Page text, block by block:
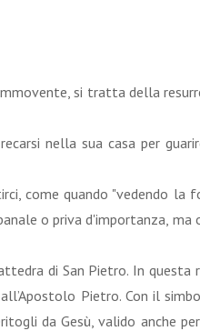
si tratta della
nella sua casa per
come quando "vedendo la
o priva d'importanza, ma
di San Pietro. In questa
Pietro. Con il
da Gesù, valido anche